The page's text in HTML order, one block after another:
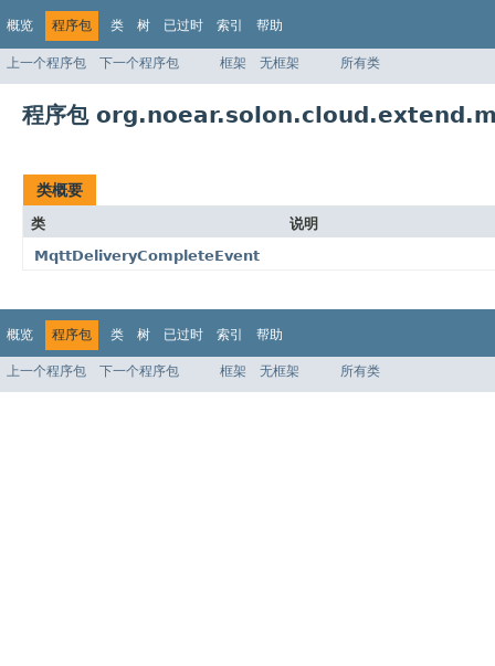
概览 程序包 类 树 已过时 索引 帮助
上一个程序包 下一个程序包 框架 无框架 所有类
程序包
类概要
类
说明
MqttDeliveryCompleteEvent
概览 程序包 类 树 已过时 索引 帮助
上一个程序包 下一个程序包 框架 无框架 所有类